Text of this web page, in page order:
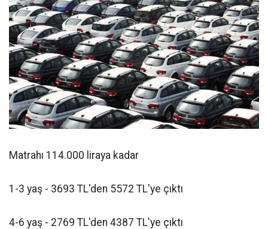
Matrahı 114.000 liraya kadar
1-3 yaş - 3693 TL'den 5572 TL'ye çıktı
4-6 yaş - 2769 TL'den 4387 TL'ye çıktı